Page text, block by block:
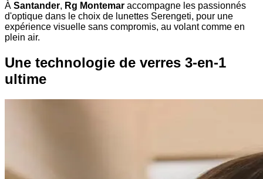
À Santander, Rg Montemar accompagne les passionnés
d'optique dans le choix de lunettes Serengeti, pour une
expérience visuelle sans compromis, au volant comme en
plein air.
Une technologie de verres 3-en-1
ultime